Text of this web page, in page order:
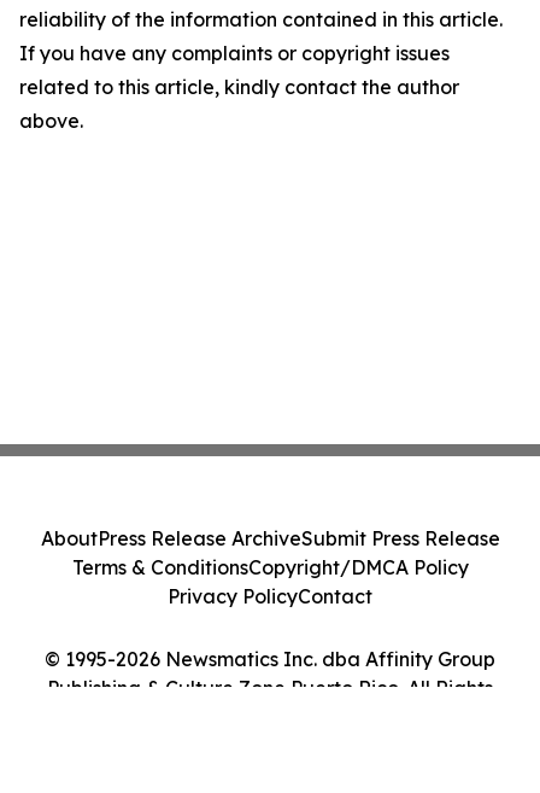
reliability of the information contained in this article.
If you have any complaints or copyright issues
related to this article, kindly contact the author
above.
© 1995-2026 Newsmatics Inc. dba Affinity Group
Publishing & Culture Zone Puerto Rico. All Rights
AboutPress Release ArchiveSubmit Press Release
Terms & ConditionsCopyright/DMCA Policy
Privacy PolicyContact